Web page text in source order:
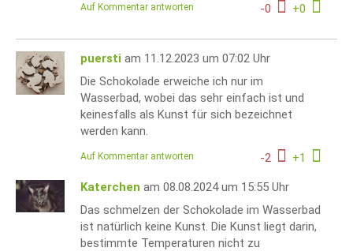
-0 +0
Auf Kommentar antworten
puersti am 11.12.2023 um 07:02 Uhr
Die Schokolade erweiche ich nur im
Wasserbad, wobei das sehr einfach ist und
keinesfalls als Kunst für sich bezeichnet
werden kann.
-2 +1
Auf Kommentar antworten
Katerchen am 08.08.2024 um 15:55 Uhr
Das schmelzen der Schokolade im Wasserbad
ist natürlich keine Kunst. Die Kunst liegt darin,
bestimmte Temperaturen nicht zu